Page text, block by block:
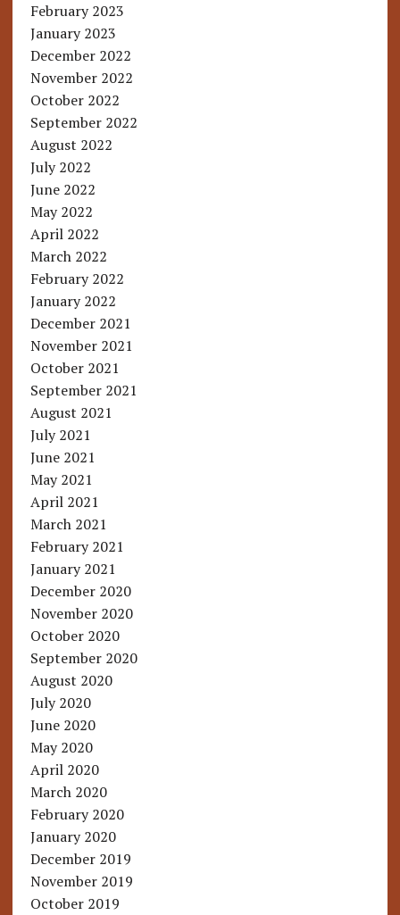
February 2023
January 2023
December 2022
November 2022
October 2022
September 2022
August 2022
July 2022
June 2022
May 2022
April 2022
March 2022
February 2022
January 2022
December 2021
November 2021
October 2021
September 2021
August 2021
July 2021
June 2021
May 2021
April 2021
March 2021
February 2021
January 2021
December 2020
November 2020
October 2020
September 2020
August 2020
July 2020
June 2020
May 2020
April 2020
March 2020
February 2020
January 2020
December 2019
November 2019
October 2019